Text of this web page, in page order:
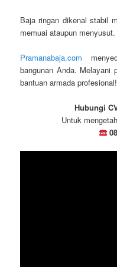
Baja ringan dikenal stabil
memuai ataupun menyusut.
Pramanabaja.com
bangunan Anda. Melayani
bantuan armada
Hubungi
Untuk